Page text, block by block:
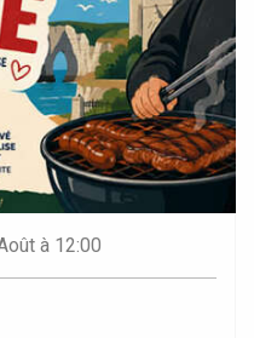
à 12:00